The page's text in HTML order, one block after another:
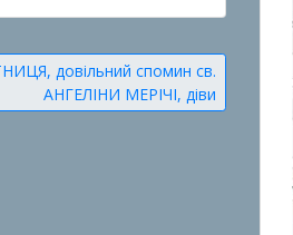
довільний спомин св.
АНГЕЛІНИ МЕРІЧІ, діви